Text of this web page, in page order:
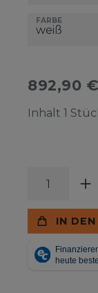
FARBE
892,90 €
Inhalt 1
IN